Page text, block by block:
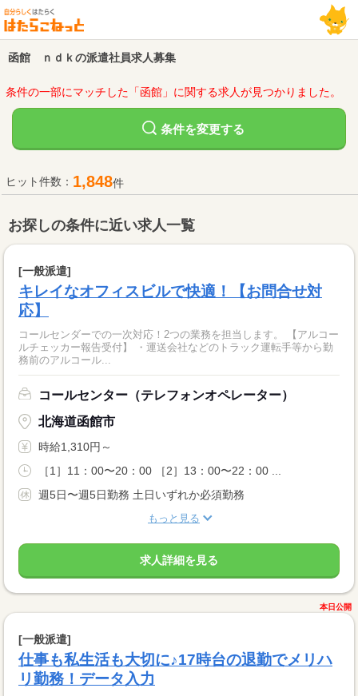
函館 ｎｄｋの派遣社員求人募集
条件の一部にマッチした「函館」に関する求人が見つかりました。
条件を変更する
ヒット件数： 1,848件
お探しの条件に近い求人一覧
[一般派遣]
キレイなオフィスビルで快適！【お問合せ対
応】
コールセンダーでの一次対応！2つの業務を担当します。 【アルコー
ルチェッカー報告受付】 ・運送会社などのトラック運転手等から勤
務前のアルコール...
コールセンター（テレフォンオペレーター）
北海道函館市
時給1,310円～
［1］11：00〜20：00 ［2］13：00〜22：00 ...
週5日〜週5日勤務 土日いずれか必須勤務
もっと見る
求人詳細を見る
本日公開
[一般派遣]
仕事も私生活も大切に♪17時台の退勤でメリハ
リ勤務！データ入力